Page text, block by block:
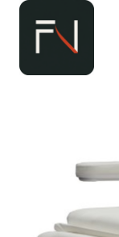
Zum
springen